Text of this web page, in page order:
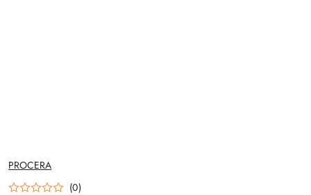
NAZWA
PRODUCENTA:
PROCERA
(0)